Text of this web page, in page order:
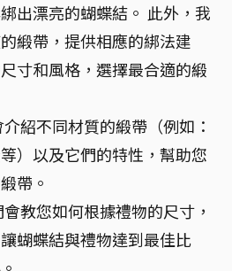
出漂亮的蝴蝶結。 此外，我
緞帶，提供相應的綁法建
寸和風格，選擇最合適的緞
紹不同材質的緞帶（例如：
）以及它們的特性，幫助您
帶。
教您如何根據禮物的尺寸，
蝴蝶結與禮物達到最佳比